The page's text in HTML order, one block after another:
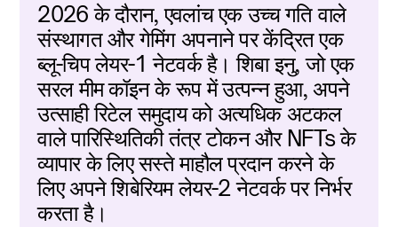
2026 के दौरान, एवलांच एक उच्च गति वाले
संस्थागत और गेमिंग अपनाने पर केंद्रित एक
ब्लू-चिप लेयर-1 नेटवर्क है। शिबा इनु, जो एक
सरल मीम कॉइन के रूप में उत्पन्न हुआ, अपने
उत्साही रिटेल समुदाय को अत्यधिक अटकल
वाले पारिस्थितिकी तंत्र टोकन और NFTs के
व्यापार के लिए सस्ते माहौल प्रदान करने के
लिए अपने शिबेरियम लेयर-2 नेटवर्क पर निर्भर
करता है।